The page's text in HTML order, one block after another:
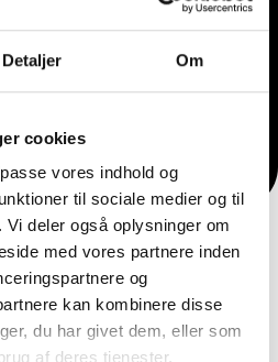
Detaljer Om
cookies
vores indhold og
til sociale medier og til
deler også oplysninger om
med vores partnere inden
og
kan kombinere disse
du har givet dem, eller som
af deres tjenester.